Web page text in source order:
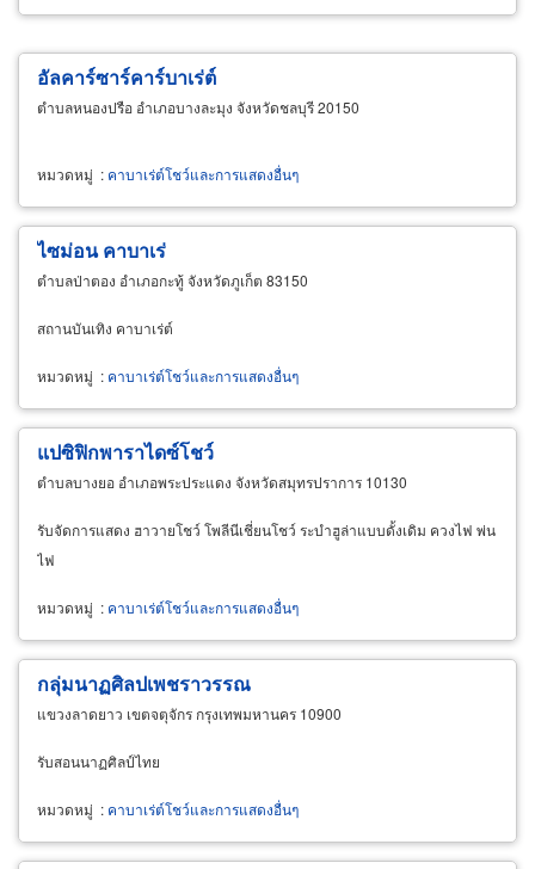
อัลคาร์ซาร์คาร์บาเร่ต์
ตำบลหนองปรือ อำเภอบางละมุง จังหวัดชลบุรี 20150
หมวดหมู่ : คาบาเร่ต์โชว์และการแสดงอื่นๆ
ไซม่อน คาบาเร่
ตำบลป่าตอง อำเภอกะทู้ จังหวัดภูเก็ต 83150
สถานบันเทิง คาบาเร่ต์
หมวดหมู่ : คาบาเร่ต์โชว์และการแสดงอื่นๆ
แปซิฟิกพาราไดซ์โชว์
ตำบลบางยอ อำเภอพระประแดง จังหวัดสมุทรปราการ 10130
รับจัดการแสดง ฮาวายโชว์ โพลีนีเชี่ยนโชว์ ระบำฮูล่าแบบดั้งเดิม ควงไฟ พ่น
ไฟ
หมวดหมู่ : คาบาเร่ต์โชว์และการแสดงอื่นๆ
กลุ่มนาฏศิลปเพชราวรรณ
แขวงลาดยาว เขตจตุจักร กรุงเทพมหานคร 10900
รับสอนนาฏศิลป์ไทย
หมวดหมู่ : คาบาเร่ต์โชว์และการแสดงอื่นๆ